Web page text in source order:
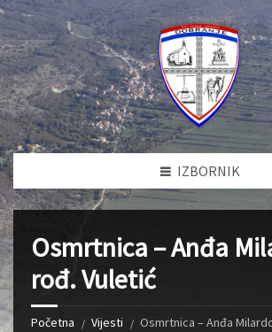
IZBORNIK
Osmrtnica – Anđa
rođ. Vuletić
Početna Vijesti Osmrtnica – Anđa